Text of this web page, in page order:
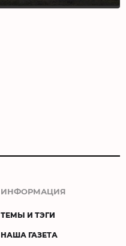
ИНФОРМАЦИЯ
ТЕМЫ И ТЭГИ
НАША ГАЗЕТА